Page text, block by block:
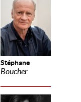
Stéphane
Boucher